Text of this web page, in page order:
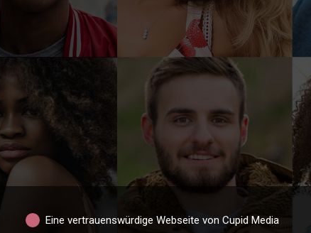
Eine vertrauenswürdige Webseite von Cupid Media